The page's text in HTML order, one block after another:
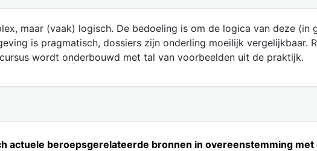
maar (vaak) logisch. De bedoeling is om de logica van deze (in
is pragmatisch, dossiers zijn onderling moeilijk vergelijkbaar.
wordt onderbouwd met tal van voorbeelden uit de praktijk.
actuele beroepsgerelateerde bronnen in overeenstemming